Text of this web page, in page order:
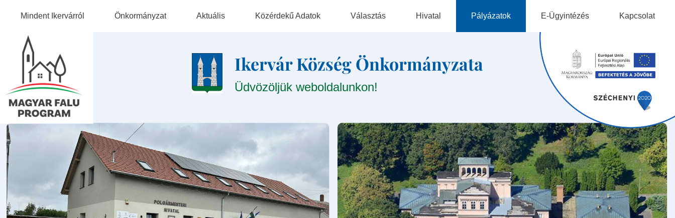
Mindent Ikervárról
Természeti És Kulturális
Értékeink
Intézményeink
Civil Szervezetek
Önkormányzat Aktuális Közérdekű Adatok
Általános Közzétételi Lista
Adatvédelmi Tisztviselő
Nem Munkavállalóként
Választás
Korábbi Választások
Hivatal Pályázatok E-Ügyintézés Kapcsolat
Ikervár Község Önkormányzata
Üdvözöljük weboldalunkon!